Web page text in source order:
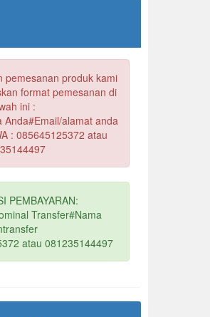
pemesanan produk kami
format pemesanan di
ini :
Anda#Email/alamat anda
: 085645125372 atau
PEMBAYARAN:
Transfer#Nama
atau 081235144497